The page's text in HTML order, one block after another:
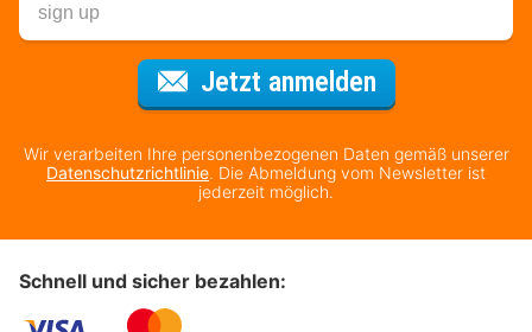
Jetzt anmeldenFür den
Wir verarbeiten Ihre personenbezogenen Daten gemäß unserer
Datenschutzrichtlinie. Die Abmeldung vom Newsletter ist
jederzeit möglich.
Schnell und sicher bezahlen: